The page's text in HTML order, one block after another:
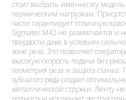
стоит выбрать именно эту
термическим нагрузкам.
части гарантирует отличную
Sigmatec M42 не размягчается и
твердости даже в условиях
зоне реза. Это позволяет
высокую скорость подачи без
геометрия реза и защита станка.
зубчатого ряда создает
металлической стружки. Ленту